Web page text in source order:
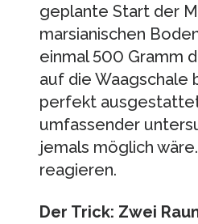
geplante Start der
marsianischen
einmal 500 Gramm
auf die Waagschale
perfekt
umfassender
jemals möglich
reagieren.
Der Trick: Zwei